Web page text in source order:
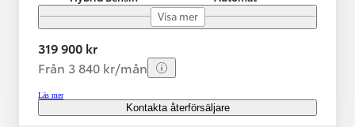
Visa mer
319 900 kr
Från 3 840 kr/mån
Läs mer
Kontakta återförsäljare